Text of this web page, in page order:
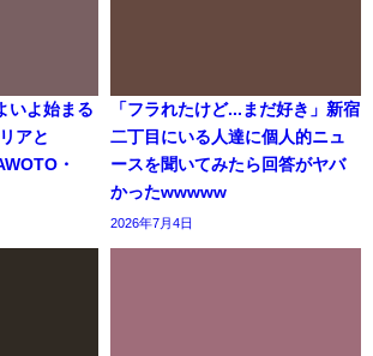
いよ始まる
アと
・
「フラれたけど...まだ好き」新宿
二丁目にいる人達に個人的ニュ
ースを聞いてみたら回答がヤバ
かったwwwww
2026年7月4日